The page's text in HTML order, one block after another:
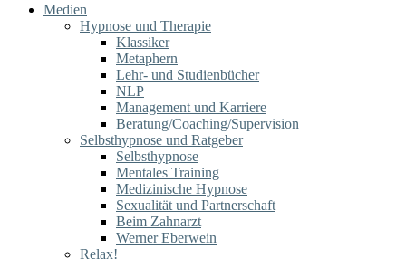
Medien
Hypnose und Therapie
Klassiker
Metaphern
Lehr- und Studienbücher
NLP
Management und Karriere
Beratung/Coaching/Supervision
Selbsthypnose und Ratgeber
Selbsthypnose
Mentales Training
Medizinische Hypnose
Sexualität und Partnerschaft
Beim Zahnarzt
Werner Eberwein
Relax!